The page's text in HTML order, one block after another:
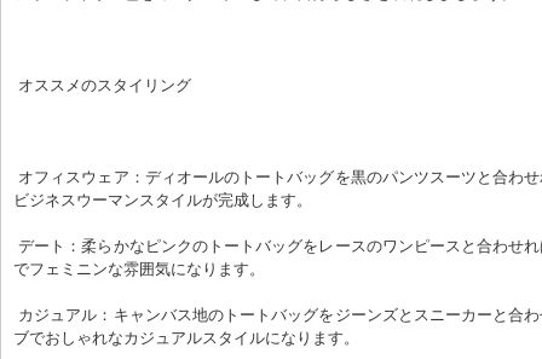
オススメのスタイリング
ビジネスウーマンスタイルが完成します。
デート：柔らかなピンクのトートバッグをレースのワンピースと合わせれば、ロマンチック
でフェミニンな雰囲気になります。
ブでおしゃれなカジュアルスタイルになります。